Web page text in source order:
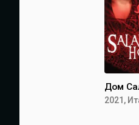
Дом
2021,